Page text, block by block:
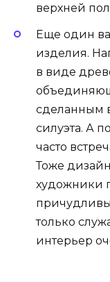
верхней
Еще один
изделия.
в виде
сделанным
силуэта. А
часто
Тоже
художники
только
интерьер